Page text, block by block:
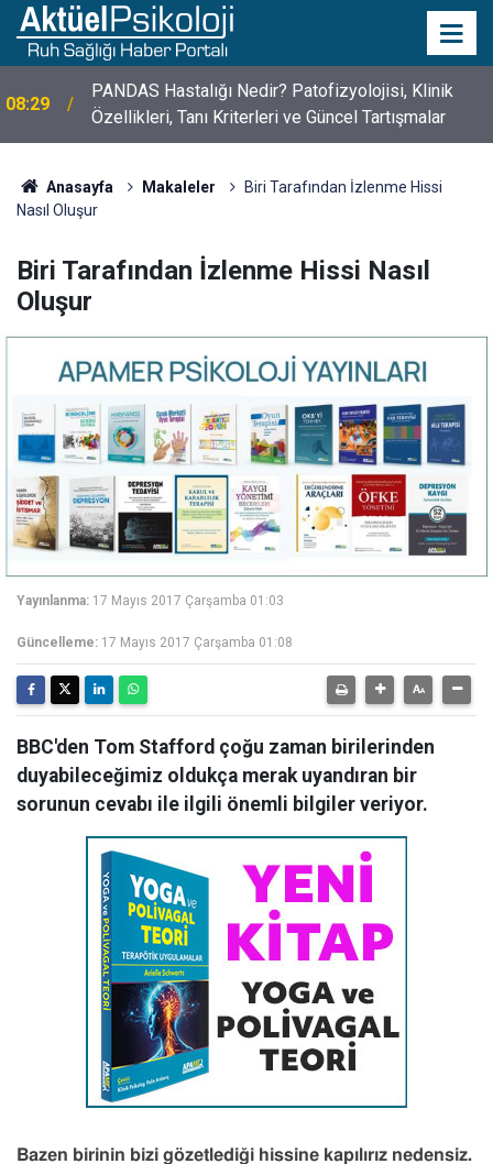
10:30
10 Mayıs Psikologlar Günü Nasıl Ortaya Çıktı? 10
Mayıs Tarihinin Hikayesi
Anasayfa Makaleler
Biri Tarafından İzlenme Hissi
Nasıl Oluşur
Biri Tarafından İzlenme Hissi Nasıl
Oluşur
Yayınlanma: 17 Mayıs 2017 Çarşamba 01:03
Güncelleme: 17 Mayıs 2017 Çarşamba 01:08
BBC'den Tom Stafford çoğu zaman birilerinden
duyabileceğimiz oldukça merak uyandıran bir
sorunun cevabı ile ilgili önemli bilgiler veriyor.
Bazen birinin bizi gözetlediği hissine kapılırız nedensiz.